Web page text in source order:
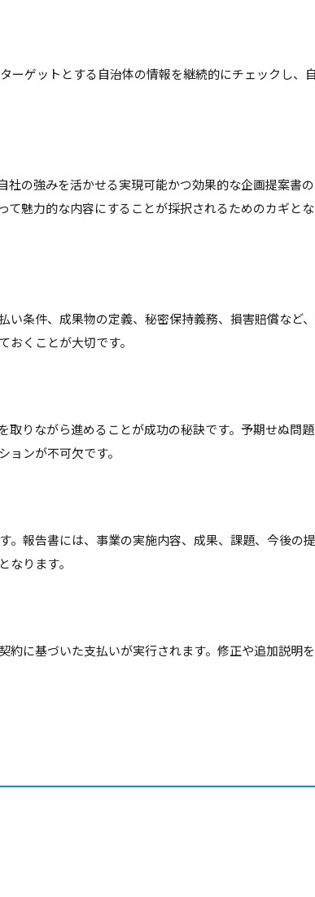
ーゲットとする自治体の情報を継続的にチェックし、
の強みを活かせる実現可能かつ効果的な企画提案書
魅力的な内容にすることが採択されるためのカギと
条件、成果物の定義、秘密保持義務、損害賠償など
くことが大切です。
りながら進めることが成功の秘訣です。予期せぬ問
ンが不可欠です。
。報告書には、事業の実施内容、成果、課題、今後の
ります。
に基づいた支払いが実行されます。修正や追加説明